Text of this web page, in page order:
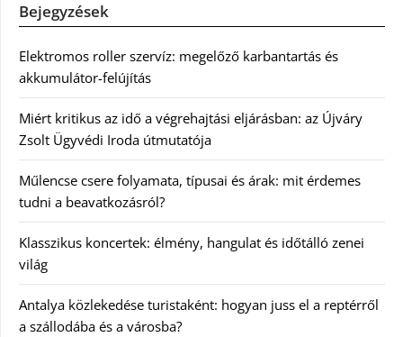
Bejegyzések
Elektromos roller szervíz: megelőző karbantartás és
akkumulátor-felújítás
Miért kritikus az idő a végrehajtási eljárásban: az Újváry
Zsolt Ügyvédi Iroda útmutatója
Műlencse csere folyamata, típusai és árak: mit érdemes
tudni a beavatkozásról?
Klasszikus koncertek: élmény, hangulat és időtálló zenei
világ
Antalya közlekedése turistaként: hogyan juss el a reptérről
a szállodába és a városba?